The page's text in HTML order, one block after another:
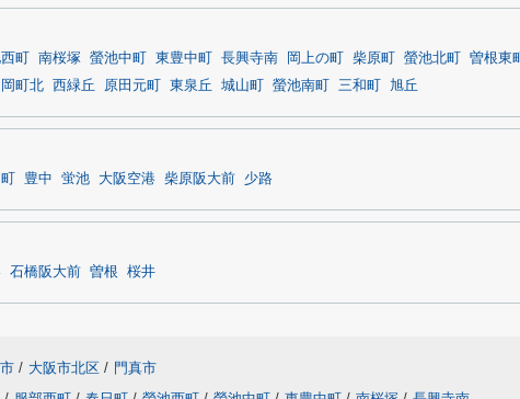
町 南桜塚 螢池中町 東豊中町 長興寺南 岡上の町 柴原町 螢池北町 曽根東町
岡町北 西緑丘 原田元町 東泉丘 城山町 螢池南町 三和町 旭丘
豊中 蛍池 大阪空港 柴原阪大前 少路
石橋阪大前 曽根 桜井
/ 大阪市北区 / 門真市